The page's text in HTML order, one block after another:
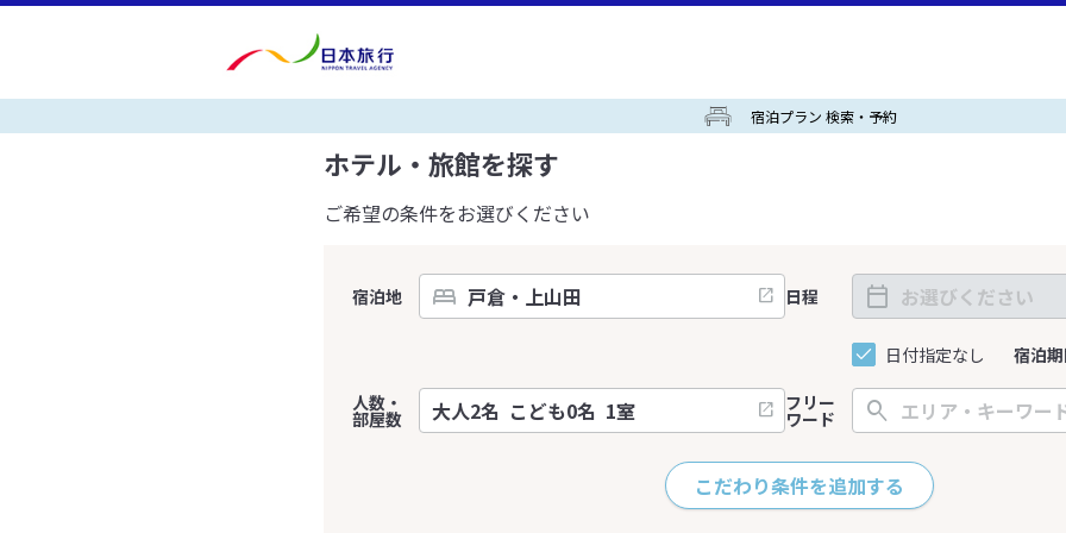
宿泊プラン 検索・予約
ホテル・旅館を探す
ご希望の条件をお選びください
宿泊地 日程
日付指定なし 宿泊
人数・
部屋数
フリー
ワード
こだわり条件を追加する